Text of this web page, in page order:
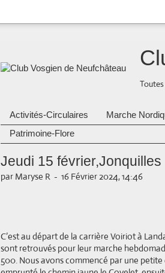
Activités-Circulaires Marche
Patrimoine-Flore
Jeudi 15 février,Jonquilles
par Maryse R - 16 Février 2024, 14:46
C’est au départ de la carrière Voiriot à
sont retrouvés pour leur marche
500. Nous avons commencé par une